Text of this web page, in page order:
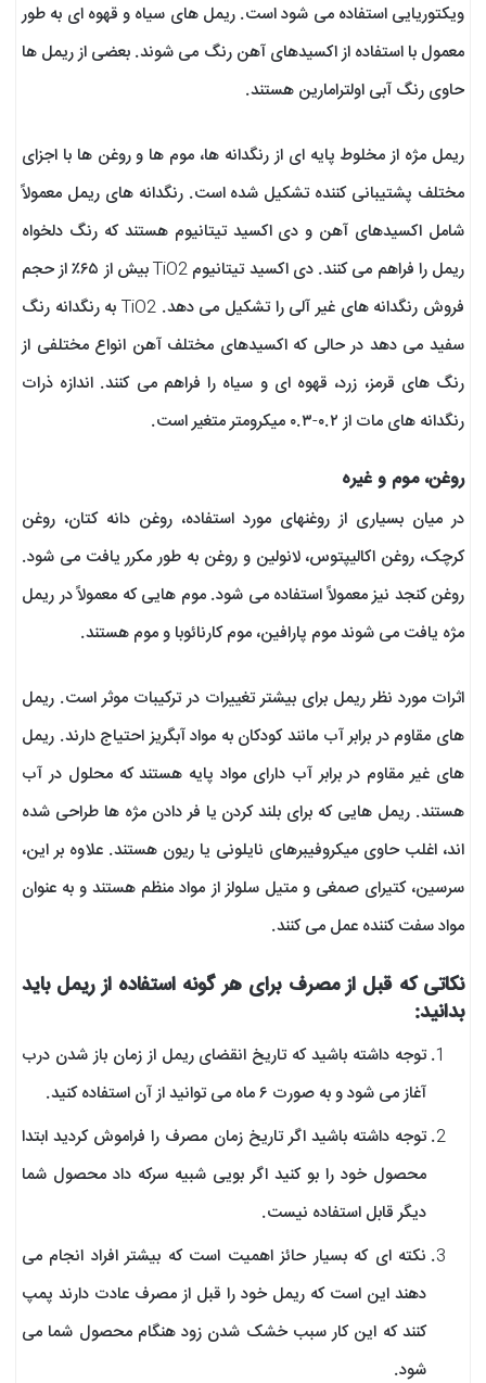
ویکتوریایی استفاده می شود است. ریمل های سیاه و قهوه ای به طور
معمول با استفاده از اکسیدهای آهن رنگ می شوند. بعضی از ریمل ها
حاوی رنگ آبی اولترامارین هستند.
ریمل مژه از مخلوط پایه ای از رنگدانه ها، موم ها و روغن ها با اجزای
مختلف پشتیبانی کننده تشکیل شده است. رنگدانه های ریمل معمولاً
شامل اکسیدهای آهن و دی اکسید تیتانیوم هستند که رنگ دلخواه
ریمل را فراهم می کنند. دی اکسید تیتانیوم TiO2 بیش از ۶۵٪ از حجم
فروش رنگدانه های غیر آلی را تشکیل می دهد. TiO2 به رنگدانه رنگ
سفید می دهد در حالی که اکسیدهای مختلف آهن انواع مختلفی از
رنگ های قرمز، زرد، قهوه ای و سیاه را فراهم می کنند. اندازه ذرات
رنگدانه های مات از ۰.۲-۰.۳ میکرومتر متغیر است.
روغن، موم و غیره
در میان بسیاری از روغنهای مورد استفاده، روغن دانه کتان، روغن
کرچک، روغن اکالیپتوس، لانولین و روغن به طور مکرر یافت می شود.
روغن کنجد نیز معمولاً استفاده می شود. موم هایی که معمولاً در ریمل
مژه یافت می شوند موم پارافین، موم کارنائوبا و موم هستند.
اثرات مورد نظر ریمل برای بیشتر تغییرات در ترکیبات موثر است. ریمل
های مقاوم در برابر آب مانند کودکان به مواد آبگریز احتیاج دارند. ریمل
های غیر مقاوم در برابر آب دارای مواد پایه هستند که محلول در آب
هستند. ریمل هایی که برای بلند کردن یا فر دادن مژه ها طراحی شده
اند، اغلب حاوی میکروفیبرهای نایلونی یا ریون هستند. علاوه بر این،
سرسین، کتیرای صمغی و متیل سلولز از مواد منظم هستند و به عنوان
مواد سفت کننده عمل می کنند.
نکاتی که قبل از مصرف برای هر گونه استفاده از ریمل باید
بدانید:
توجه داشته باشید که تاریخ انقضای ریمل از زمان باز شدن درب
آغاز می شود و به صورت ۶ ماه می توانید از آن استفاده کنید.
توجه داشته باشید اگر تاریخ زمان مصرف را فراموش کردید ابتدا
محصول خود را بو کنید اگر بویی شبیه سرکه داد محصول شما
دیگر قابل استفاده نیست.
نکته ای که بسیار حائز اهمیت است که بیشتر افراد انجام می
دهند این است که ریمل خود را قبل از مصرف عادت دارند پمپ
کنند که این کار سبب خشک شدن زود هنگام محصول شما می
شود.